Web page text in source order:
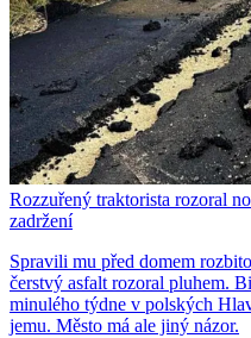
Rozzuřený traktorista rozoral
zadržení
Spravili mu před domem
čerstvý asfalt rozoral pluhem.
minulého týdne v polských
jemu. Město má ale jiný názor.